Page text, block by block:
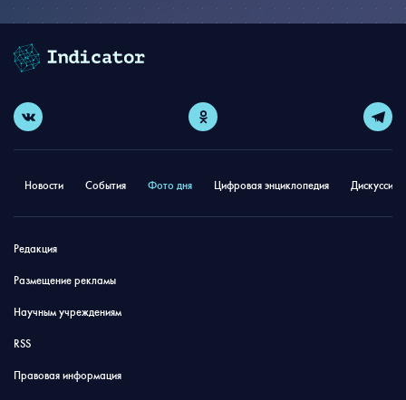
Новости События Фото дня Цифровая энциклопедия
Редакция
Размещение рекламы
Научным учреждениям
RSS
Правовая информация